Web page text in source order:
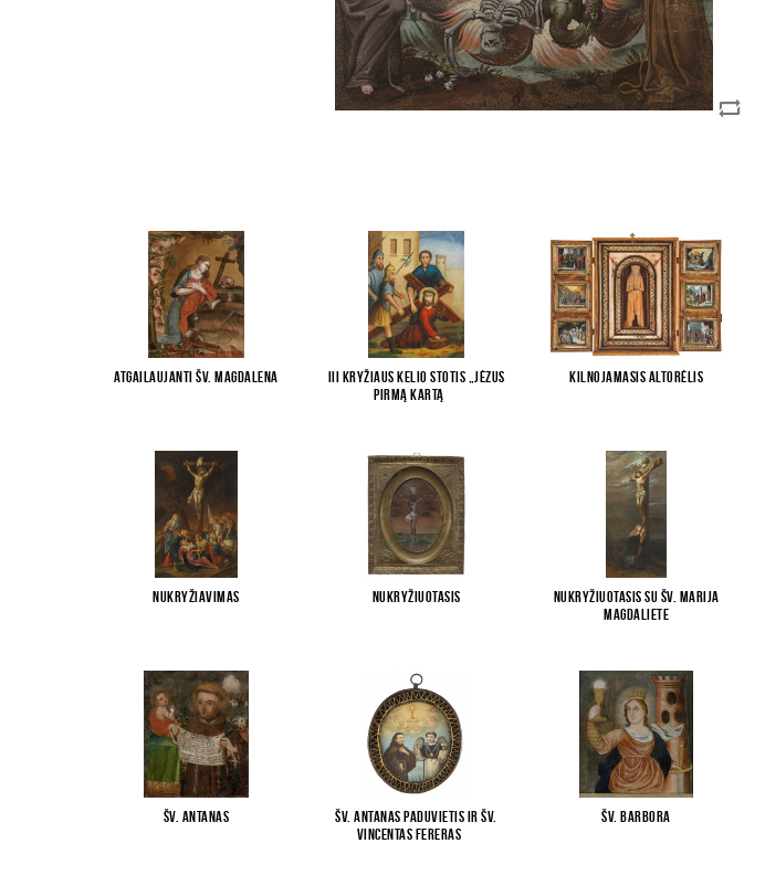
Atgailaujanti Šv. Magdalena
III Kryžiaus kelio stotis „Jėzus
pirmą kartą
Kilnojamasis altorėlis
Nukryžiavimas Nukryžiuotasis
Nukryžiuotasis su šv. Marija
Magdaliete
Šv. Antanas
Šv. Antanas Paduvietis ir šv.
Vincentas Fereras
Šv. Barbora